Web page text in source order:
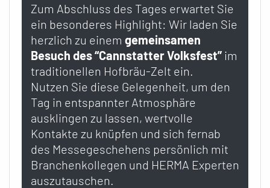
Zum Abschluss des Tages erwartet Sie
ein besonderes Highlight: Wir laden Sie
herzlich zu einem gemeinsamen
Besuch des “Cannstatter Volksfest” im
traditionellen Hofbräu-Zelt ein.
Nutzen Sie diese Gelegenheit, um den
Tag in entspannter Atmosphäre
ausklingen zu lassen, wertvolle
Kontakte zu knüpfen und sich fernab
des Messegeschehens persönlich mit
Branchenkollegen und HERMA Experten
auszutauschen.